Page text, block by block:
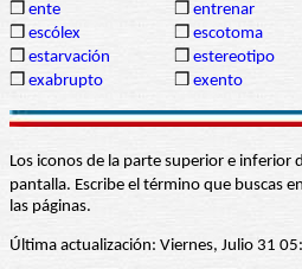
❒ ente ❒ entrenar
❒ escólex ❒ escotoma
❒ estarvación ❒ estereotipo
❒ exabrupto ❒ exento
Los iconos de la parte superior e inferior
pantalla. Escribe el término que buscas
las páginas.
Última actualización: Viernes, Julio 31